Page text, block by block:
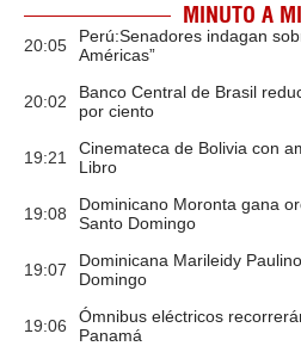
MINUTO A
20:05
Perú:Senadores indagan
Américas”
20:02
Banco Central de Brasil
por ciento
19:21
Cinemateca de Bolivia con
Libro
19:08
Dominicano Moronta gana
Santo Domingo
19:07
Dominicana Marileidy
Domingo
19:06
Ómnibus eléctricos
Panamá